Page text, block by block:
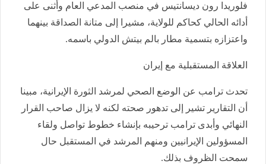
فلوريدا رون ديسانتيس في منصب المدعي العام وأثنى على
أدائه الحالي كحاكم للولاية، مشيرا إلى متانة الصداقة بينهما
واعتزازه بتسمية مطار بالم بيتش الدولي باسمه.
العلاقة المستقبلية مع إيران
تحدث ترامب عن الوضع الصحي لمرشد الثورة الإيرانية، مبينا
أن التقارير تشير إلى تدهور صحته لكنه لا يزال صاحب القرار
النهائي وأبدى ترامب ترحيبه بإنشاء خطوط تواصل ولقاء
المسؤولين الإيرانيين ومنهم المرشد في المستقبل حال
سمحت الظروف بذلك.